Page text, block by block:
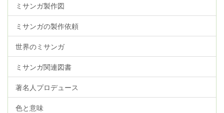
ミサンガ製作図
ミサンガの製作依頼
世界のミサンガ
ミサンガ関連図書
著名人プロデュース
色と意味